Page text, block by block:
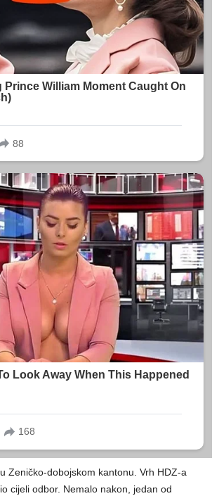
Zeničko-dobojskom kantonu. Vrh HDZ-a
cijeli odbor. Nemalo nakon, jedan od